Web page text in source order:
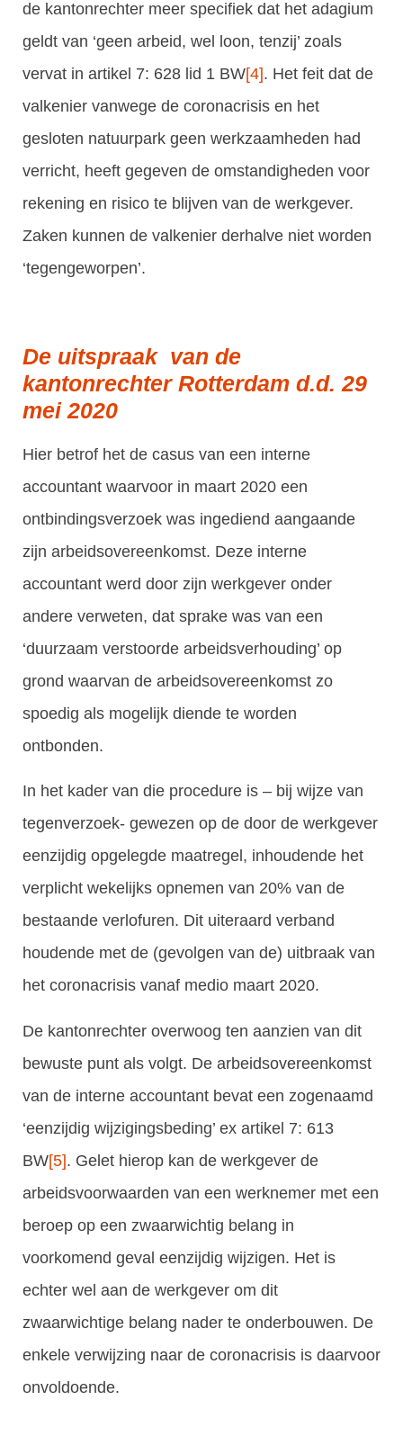
de kantonrechter meer specifiek dat het adagium
geldt van ‘geen arbeid, wel loon, tenzij’ zoals
vervat in artikel 7: 628 lid 1 BW[4]. Het feit dat de
valkenier vanwege de coronacrisis en het
gesloten natuurpark geen werkzaamheden had
verricht, heeft gegeven de omstandigheden voor
rekening en risico te blijven van de werkgever.
Zaken kunnen de valkenier derhalve niet worden
‘tegengeworpen’.
De uitspraak van de
kantonrechter Rotterdam d.d. 29
mei 2020
Hier betrof het de casus van een interne
accountant waarvoor in maart 2020 een
ontbindingsverzoek was ingediend aangaande
zijn arbeidsovereenkomst. Deze interne
accountant werd door zijn werkgever onder
andere verweten, dat sprake was van een
‘duurzaam verstoorde arbeidsverhouding’ op
grond waarvan de arbeidsovereenkomst zo
spoedig als mogelijk diende te worden
ontbonden.
In het kader van die procedure is – bij wijze van
tegenverzoek- gewezen op de door de werkgever
eenzijdig opgelegde maatregel, inhoudende het
verplicht wekelijks opnemen van 20% van de
bestaande verlofuren. Dit uiteraard verband
houdende met de (gevolgen van de) uitbraak van
het coronacrisis vanaf medio maart 2020.
De kantonrechter overwoog ten aanzien van dit
bewuste punt als volgt. De arbeidsovereenkomst
van de interne accountant bevat een zogenaamd
‘eenzijdig wijzigingsbeding’ ex artikel 7: 613
BW[5]. Gelet hierop kan de werkgever de
arbeidsvoorwaarden van een werknemer met een
beroep op een zwaarwichtig belang in
voorkomend geval eenzijdig wijzigen. Het is
echter wel aan de werkgever om dit
zwaarwichtige belang nader te onderbouwen. De
enkele verwijzing naar de coronacrisis is daarvoor
onvoldoende.